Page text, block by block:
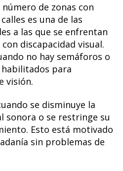
de zonas con
es una de las
a las que se enfrentan
discapacidad visual.
no hay semáforos o
para
visión.
se disminuye la
sonora o se restringe su
Esto está motivado
sin problemas de